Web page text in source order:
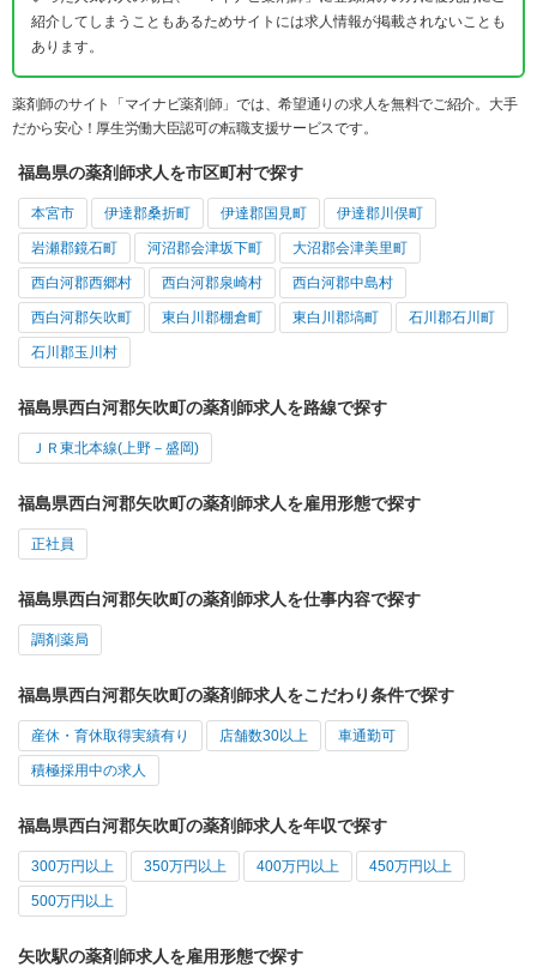
紹介してしまうこともあるためサイトには求人情報が掲載されないことも
あります。
薬剤師のサイト「マイナビ薬剤師」では、希望通りの求人を無料でご紹介。大手
だから安心！厚生労働大臣認可の転職支援サービスです。
福島県の薬剤師求人を市区町村で探す
本宮市 伊達郡桑折町 伊達郡国見町 伊達郡川俣町
岩瀬郡鏡石町 河沼郡会津坂下町 大沼郡会津美里町
西白河郡西郷村 西白河郡泉崎村 西白河郡中島村
西白河郡矢吹町 東白川郡棚倉町 東白川郡塙町 石川郡石川町
石川郡玉川村
福島県西白河郡矢吹町の薬剤師求人を路線で探す
ＪＲ東北本線(上野－盛岡)
福島県西白河郡矢吹町の薬剤師求人を雇用形態で探す
正社員
福島県西白河郡矢吹町の薬剤師求人を仕事内容で探す
調剤薬局
福島県西白河郡矢吹町の薬剤師求人をこだわり条件で探す
産休・育休取得実績有り 店舗数30以上 車通勤可
積極採用中の求人
福島県西白河郡矢吹町の薬剤師求人を年収で探す
300万円以上 350万円以上 400万円以上 450万円以上
500万円以上
矢吹駅の薬剤師求人を雇用形態で探す